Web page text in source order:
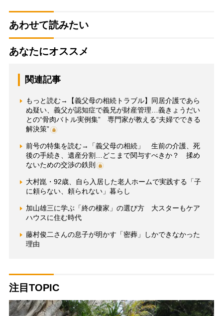
あわせて読みたい
あなたにオススメ
関連記事
もっと読む→【義父母の相続トラブル】同居介護であら
ぬ疑い、義父が認知症で義兄が財産管理…義きょうだい
との“骨肉バトル実例集” 専門家が教える“夫婦でできる
解決策”
前号の特集を読む→「義父母の相続」 生前の介護、死
後の手続き、遺産分割…どこまで関与すべきか？ 揉め
ないための交渉の鉄則
大村崑・92歳、自ら入居した老人ホームで実践する「子
に頼らない、頼られない」暮らし
加山雄三に学ぶ「終の棲家」の選び方 大スターもケア
ハウスに住む時代
藤村俊二さんの息子が明かす「密葬」しかできなかった
理由
注目TOPIC